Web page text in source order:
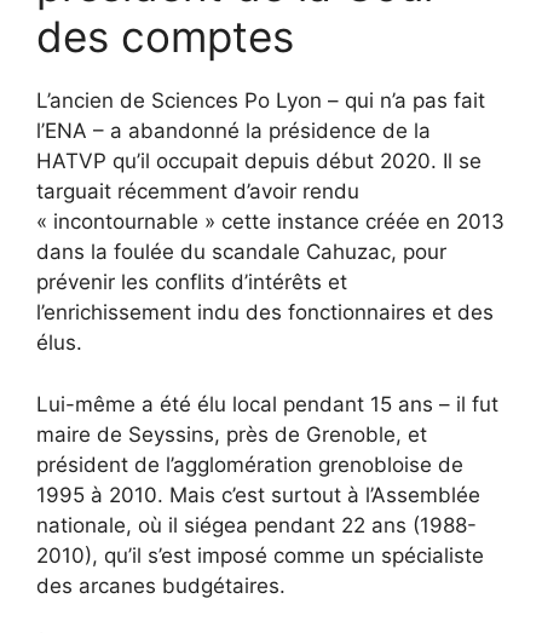
des comptes
L’ancien de Sciences Po Lyon – qui n’a pas fait
l’ENA – a abandonné la présidence de la
HATVP qu’il occupait depuis début 2020. Il se
targuait récemment d’avoir rendu
« incontournable » cette instance créée en 2013
dans la foulée du scandale Cahuzac, pour
prévenir les conflits d’intérêts et
l’enrichissement indu des fonctionnaires et des
élus.
Lui-même a été élu local pendant 15 ans – il fut
maire de Seyssins, près de Grenoble, et
président de l’agglomération grenobloise de
1995 à 2010. Mais c’est surtout à l’Assemblée
nationale, où il siégea pendant 22 ans (1988-
2010), qu’il s’est imposé comme un spécialiste
des arcanes budgétaires.